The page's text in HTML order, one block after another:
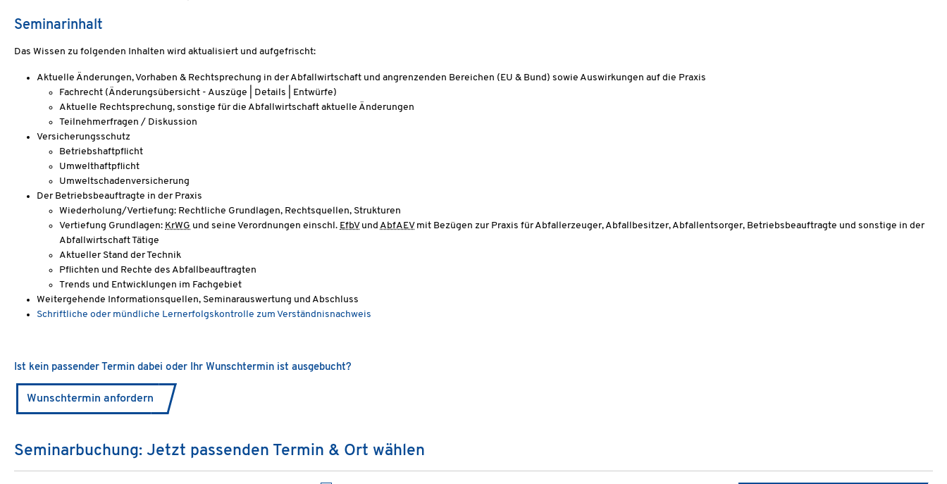
Seminarinhalt
Das Wissen zu folgenden Inhalten wird aktualisiert und aufgefrischt:
Aktuelle Änderungen, Vorhaben & Rechtsprechung in der Abfallwirtschaft und angrenzenden Bereichen (EU & Bund) sowie Auswirkungen auf die Praxis
Fachrecht (Änderungsübersicht - Auszüge | Details | Entwürfe)
Aktuelle Rechtsprechung, sonstige für die Abfallwirtschaft aktuelle Änderungen
Teilnehmerfragen / Diskussion
Versicherungsschutz
Betriebshaftpflicht
Umwelthaftpflicht
Umweltschadenversicherung
Der Betriebsbeauftragte in der Praxis
Wiederholung/Vertiefung: Rechtliche Grundlagen, Rechtsquellen, Strukturen
Vertiefung Grundlagen: KrWG und seine Verordnungen einschl. EfbVund AbfAEVmit Bezügen zur Praxis für Abfallerzeuger, Abfallbesitzer, Abfallentsorger, Betriebsbeauftragte und sonstige in der
Abfallwirtschaft Tätige
Aktueller Stand der Technik
Pflichten und Rechte des Abfallbeauftragten
Trends und Entwicklungen im Fachgebiet
Weitergehende Informationsquellen, Seminarauswertung und Abschluss
Schriftliche oder mündliche Lernerfolgskontrolle zum Verständnisnachweis
Ist kein passender Termin dabei oder Ihr Wunschtermin ist ausgebucht?
Wunschtermin anfordern
Seminarbuchung: Jetzt passenden Termin & Ort wählen